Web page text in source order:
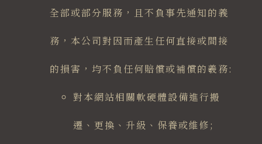
全部或部分服務，且不負事先通知的義
務，本公司對因而產生任何直接或間接
的損害，均不負任何賠償或補償的羲務:
對本網站相關軟硬體設備進行搬
遷、更換、升級、保養或維修;